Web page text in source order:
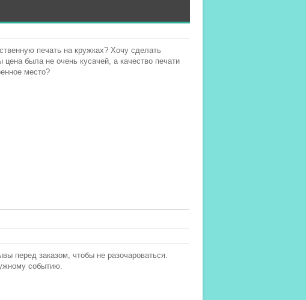
печать на кружках? Хочу сделать
была не очень кусачей, а качество печати
место?
перед заказом, чтобы не разочароваться.
событию.